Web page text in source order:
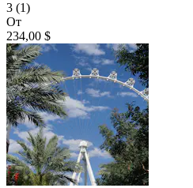
3 (1)
От
234,00 $